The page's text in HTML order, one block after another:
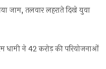
जाम, तलवार लहराते दिखे युवा
धामी ने 42 करोड़ की परियोजनाओं